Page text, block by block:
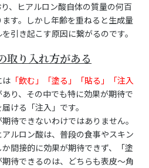
、ヒアルロン酸自体の質量の何百
す。しかし年齢を重ねると生成量
引き起こす原因に繋がるのです。
取り入れ方がある
は 「飲む」「塗る」「貼る」「注入
り、その中でも特に効果が期待で
ける「注入」です。
待できないわけではありません。
ルロン酸は、普段の食事やスキン
間接的に効果が期待できず、「塗
待できるのは、どちらも表皮〜角